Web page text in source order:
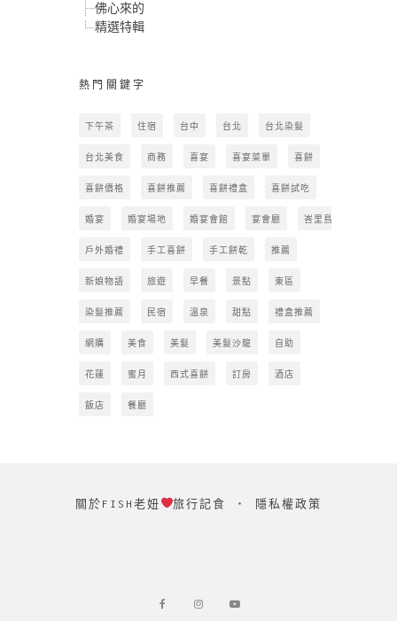
佛心來的
精選特輯
熱門關鍵字
下午茶 住宿 台中 台北 台北染髮
台北美食 商務 喜宴 喜宴菜單 喜餅
喜餅價格 喜餅推薦 喜餅禮盒 喜餅試吃
婚宴 婚宴場地 婚宴會館 宴會廳 峇里島
戶外婚禮 手工喜餅 手工餅乾 推薦
新娘物語 旅遊 早餐 景點 東區
染髮推薦 民宿 溫泉 甜點 禮盒推薦
網購 美食 美髮 美髮沙龍 自助
花蓮 蜜月 西式喜餅 訂房 酒店
飯店 餐廳
關於FISH老妞 旅行記食 ‧ 隱私權政策